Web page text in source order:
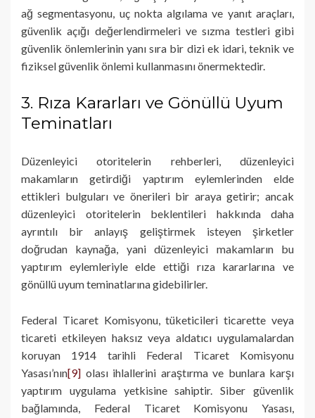
ağ segmentasyonu, uç nokta algılama ve yanıt araçları,
güvenlik açığı değerlendirmeleri ve sızma testleri gibi
güvenlik önlemlerinin yanı sıra bir dizi ek idari, teknik ve
fiziksel güvenlik önlemi kullanmasını önermektedir.
3. Rıza Kararları ve Gönüllü Uyum
Teminatları
Düzenleyici otoritelerin rehberleri, düzenleyici
makamların getirdiği yaptırım eylemlerinden elde
ettikleri bulguları ve önerileri bir araya getirir; ancak
düzenleyici otoritelerin beklentileri hakkında daha
ayrıntılı bir anlayış geliştirmek isteyen şirketler
doğrudan kaynağa, yani düzenleyici makamların bu
yaptırım eylemleriyle elde ettiği rıza kararlarına ve
gönüllü uyum teminatlarına gidebilirler.
Federal Ticaret Komisyonu, tüketicileri ticarette veya
ticareti etkileyen haksız veya aldatıcı uygulamalardan
koruyan 1914 tarihli Federal Ticaret Komisyonu
Yasası’nın[9] olası ihlallerini araştırma ve bunlara karşı
yaptırım uygulama yetkisine sahiptir. Siber güvenlik
bağlamında, Federal Ticaret Komisyonu Yasası,